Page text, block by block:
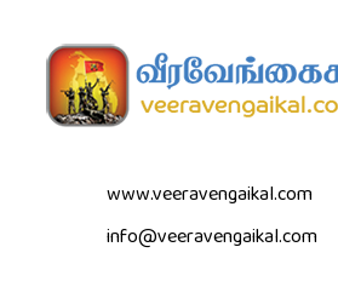
www.veeravengaikal.com
info@veeravengaikal.com